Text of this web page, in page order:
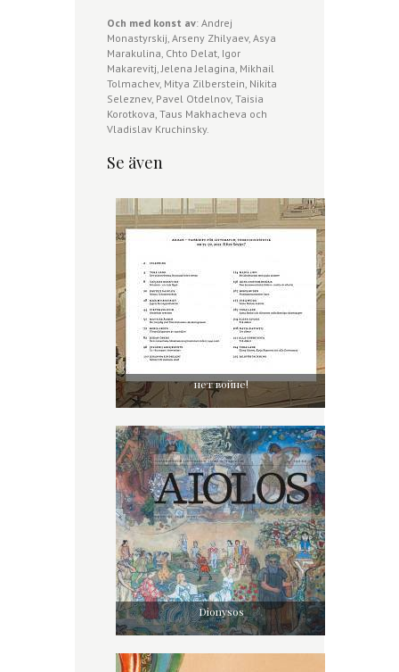
Och med konst av: Andrej
Monastyrskij, Arseny Zhilyaev, Asya
Marakulina, Chto Delat, Igor
Makarevitj, Jelena Jelagina, Mikhail
Tolmachev, Mitya Zilberstein, Nikita
Seleznev, Pavel Otdelnov, Taisia
Korotkova, Taus Makhacheva och
Vladislav Kruchinsky.
Se även
нет войне!
Dionysos